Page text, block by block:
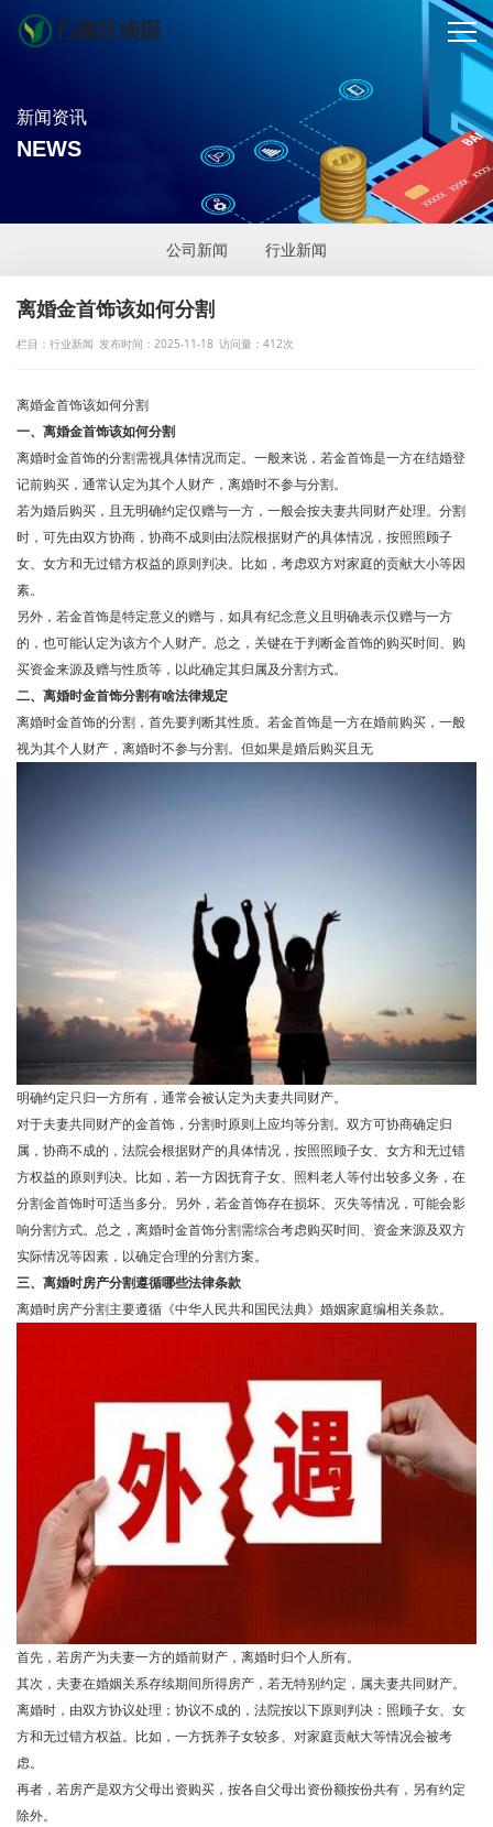
新闻资讯
NEWS
公司新闻 行业新闻
离婚金首饰该如何分割
栏目：行业新闻 发布时间：2025-11-18 访问量：412次
离婚金首饰该如何分割
一、离婚金首饰该如何分割
离婚时金首饰的分割需视具体情况而定。一般来说，若金首饰是一方在结婚登
记前购买，通常认定为其个人财产，离婚时不参与分割。
若为婚后购买，且无明确约定仅赠与一方，一般会按夫妻共同财产处理。分割
时，可先由双方协商，协商不成则由法院根据财产的具体情况，按照照顾子
女、女方和无过错方权益的原则判决。比如，考虑双方对家庭的贡献大小等因
素。
另外，若金首饰是特定意义的赠与，如具有纪念意义且明确表示仅赠与一方
的，也可能认定为该方个人财产。总之，关键在于判断金首饰的购买时间、购
买资金来源及赠与性质等，以此确定其归属及分割方式。
二、离婚时金首饰分割有啥法律规定
离婚时金首饰的分割，首先要判断其性质。若金首饰是一方在婚前购买，一般
视为其个人财产，离婚时不参与分割。但如果是婚后购买且无
明确约定只归一方所有，通常会被认定为夫妻共同财产。
对于夫妻共同财产的金首饰，分割时原则上应均等分割。双方可协商确定归
属，协商不成的，法院会根据财产的具体情况，按照照顾子女、女方和无过错
方权益的原则判决。比如，若一方因抚育子女、照料老人等付出较多义务，在
分割金首饰时可适当多分。另外，若金首饰存在损坏、灭失等情况，可能会影
响分割方式。总之，离婚时金首饰分割需综合考虑购买时间、资金来源及双方
实际情况等因素，以确定合理的分割方案。
三、离婚时房产分割遵循哪些法律条款
离婚时房产分割主要遵循《中华人民共和国民法典》婚姻家庭编相关条款。
首先，若房产为夫妻一方的婚前财产，离婚时归个人所有。
其次，夫妻在婚姻关系存续期间所得房产，若无特别约定，属夫妻共同财产。
离婚时，由双方协议处理；协议不成的，法院按以下原则判决：照顾子女、女
方和无过错方权益。比如，一方抚养子女较多、对家庭贡献大等情况会被考
虑。
再者，若房产是双方父母出资购买，按各自父母出资份额按份共有，另有约定
除外。